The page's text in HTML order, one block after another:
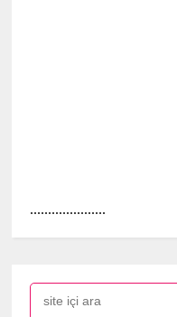
.....................